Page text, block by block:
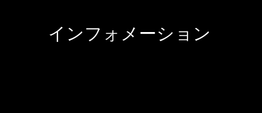
インフォメーション